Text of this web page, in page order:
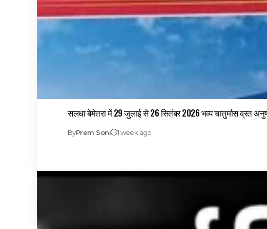
सलधा बेमेतरा में 29 जुलाई से 26 सितंबर 2026 भव्य चातुर्मास व्रत
ByPrem Soni 1 week ago